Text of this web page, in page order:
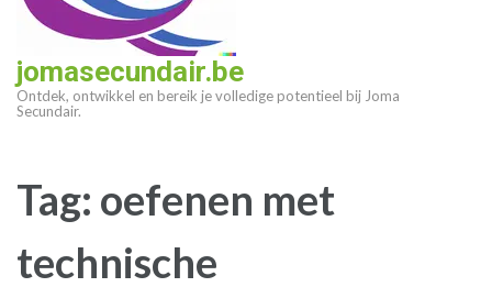
jomasecundair.be
Ontdek, ontwikkel en bereik je volledige potentieel bij Joma
Secundair.
Tag: oefenen met
technische